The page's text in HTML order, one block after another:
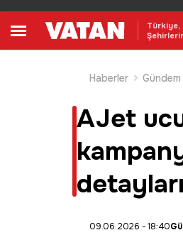
Türkiye,
Haberler
AJet
detayları
09.06.2026 - 18:40